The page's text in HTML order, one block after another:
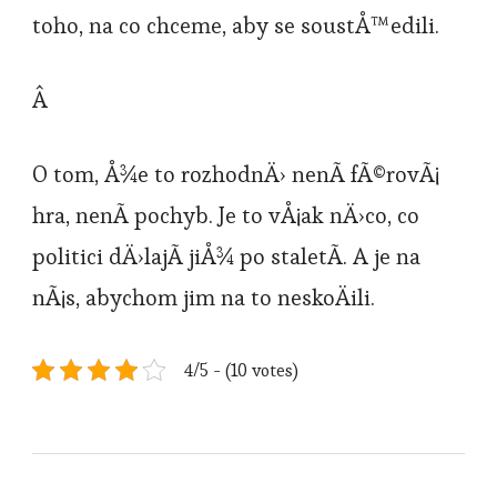
toho, na co chceme, aby se soustÅ™edili.
Â
O tom, Å¾e to rozhodnÄ› nenÃ­ fÃ©rovÃ¡
hra, nenÃ­ pochyb. Je to vÅ¡ak nÄ›co, co
politici dÄ›lajÃ­ jiÅ¾ po staletÃ­. A je na
nÃ¡s, abychom jim na to neskoÄili.
4/5 - (10 votes)